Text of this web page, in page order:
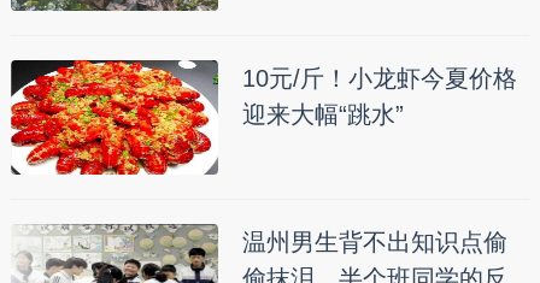
10元/斤！小龙虾今夏价格
迎来大幅“跳水”
温州男生背不出知识点偷